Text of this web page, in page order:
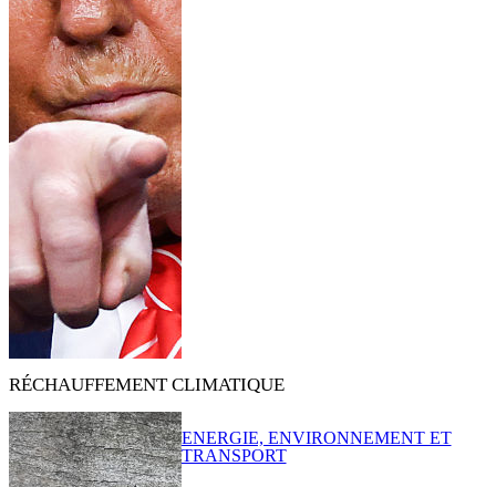
RÉCHAUFFEMENT CLIMATIQUE
ENERGIE, ENVIRONNEMENT ET
TRANSPORT